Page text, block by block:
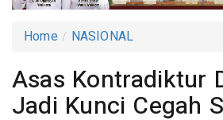
Home NASIONAL
Asas Kontradiktur
Jadi Kunci Cegah